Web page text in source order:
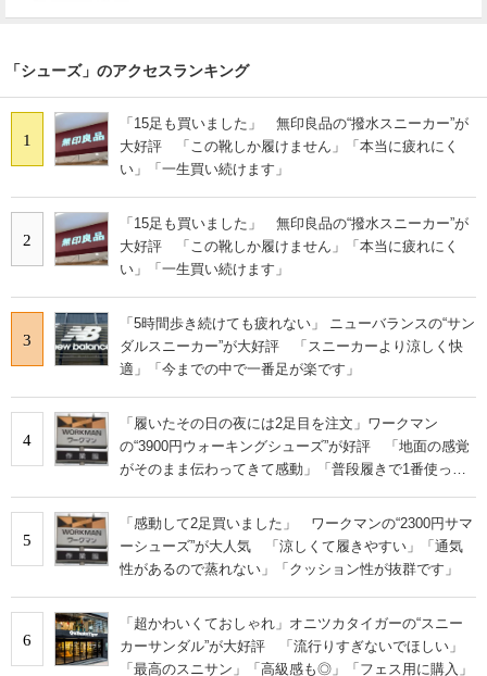
「シューズ」のアクセスランキング
1
「15足も買いました」 無印良品の“撥水スニーカー”が
大好評 「この靴しか履けません」「本当に疲れにく
い」「一生買い続けます」
2
「15足も買いました」 無印良品の“撥水スニーカー”が
大好評 「この靴しか履けません」「本当に疲れにく
い」「一生買い続けます」
3
「5時間歩き続けても疲れない」 ニューバランスの“サン
ダルスニーカー”が大好評 「スニーカーより涼しく快
適」「今までの中で一番足が楽です」
4
「履いたその日の夜には2足目を注文」ワークマン
の“3900円ウォーキングシューズ”が好評 「地面の感覚
がそのまま伝わってきて感動」「普段履きで1番使って
5
「感動して2足買いました」 ワークマンの“2300円サマ
ーシューズ”が大人気 「涼しくて履きやすい」「通気
性があるので蒸れない」「クッション性が抜群です」
6
「超かわいくておしゃれ」オニツカタイガーの“スニー
カーサンダル”が大好評 「流行りすぎないでほしい」
「最高のスニサン」「高級感も◎」「フェス用に購入」